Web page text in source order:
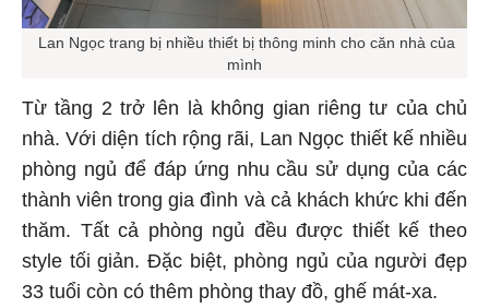
Lan Ngọc trang bị nhiều thiết bị thông minh cho căn nhà của
mình
Từ tầng 2 trở lên là không gian riêng tư của chủ
nhà. Với diện tích rộng rãi, Lan Ngọc thiết kế nhiều
phòng ngủ để đáp ứng nhu cầu sử dụng của các
thành viên trong gia đình và cả khách khức khi đến
thăm. Tất cả phòng ngủ đều được thiết kế theo
style tối giản. Đặc biệt, phòng ngủ của người đẹp
33 tuổi còn có thêm phòng thay đồ, ghế mát-xa.